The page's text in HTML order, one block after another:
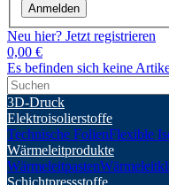
Anmelden
Neu hier? Jetzt registrieren
0,00 €
Es befinden sich keine
3D-Druck
Elektroisolierstoffe
Technische FolienFlexible
Wärmeleitprodukte
Wärmeleitpasten
Schichtpressstoffe